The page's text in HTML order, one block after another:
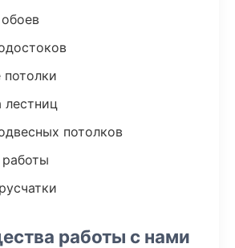
лестниц
потолков
работы с нами